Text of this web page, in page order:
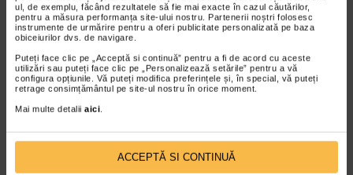
ul, de exemplu, făcând rezultatele să fie mai exacte în cazul căutărilor,
pentru a măsura performanța site-ului nostru. Partenerii noștri folosesc
instrumente de urmărire pentru a oferi publicitate personalizată pe baza
obiceiurilor dvs. de navigare.
Puteți face clic pe „Acceptă si continuă” pentru a fi de acord cu aceste
utilizări sau puteți face clic pe „Personalizează setările” pentru a vă
configura opțiunile. Vă puteți modifica preferințele și, în special, vă puteți
retrage consimțământul pe site-ul nostru în orice moment.
Mai multe detalii aici.
ACCEPTĂ SI CONTINUĂ
-40% Preț întreg: 77.90 Lei
Preț redus: 46.74 Lei
Gerovital H3 Evolution fiole cu
acid hialuronic X 10 fiole
-40% Preț întreg: 78.20 Lei
Preț redus: 46.92 Lei
GH3 Derma+ Crema antirid si
fermitate, 50 ml, Gerovital